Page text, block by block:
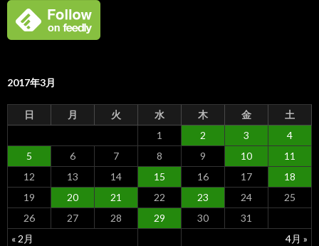
2017年3月
日 月 火 水 木 金 土
« 2月 4月 »
1 2 3
4
5
6 7 8 9 10
11
12
13 14 15 16 17
18
19
20 21 22 23 24
25
26
27 28 29 30 31